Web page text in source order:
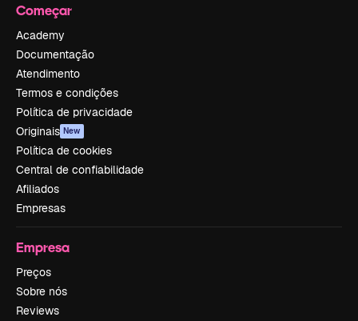
Começar
Academy
Documentação
Atendimento
Termos e condições
Política de privacidade
Originais New
Política de cookies
Central de confiabilidade
Afiliados
Empresas
Empresa
Preços
Sobre nós
Reviews